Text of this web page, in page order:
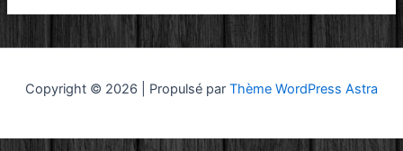
Copyright © 2026 | Propulsé par Thème WordPress Astra